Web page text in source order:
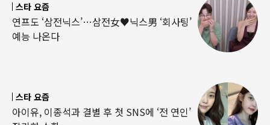
스타 요즘
연프도 ‘삼전닉스’…삼전女♥닉스男 ‘회사팅’
예능 나온다
스타 요즘
아이유, 이종석과 결별 후 첫 SNS에 ‘전 연인’